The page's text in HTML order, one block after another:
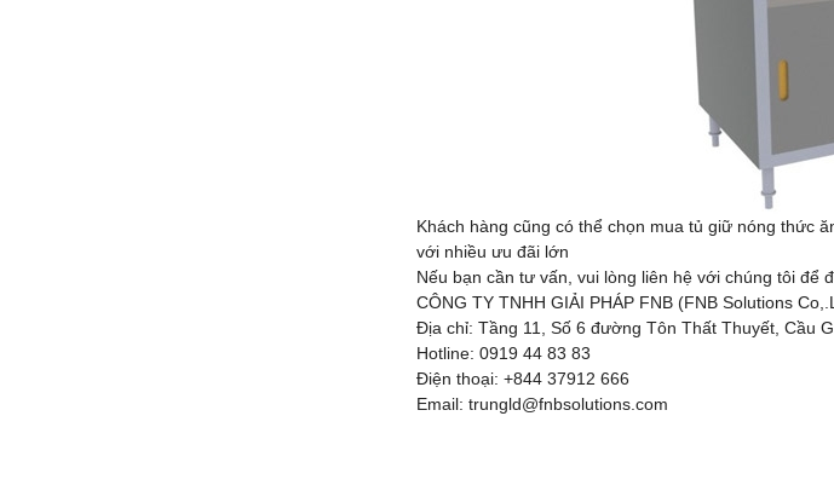
Khách hàng cũng có thể chọn mua tủ giữ nóng thức
với nhiều ưu đãi lớn
Nếu bạn cần tư vấn, vui lòng liên hệ với chúng tôi để
CÔNG TY TNHH GIẢI PHÁP FNB (FNB Solutions
Địa chỉ: Tầng 11, Số 6 đường Tôn Thất Thuyết, Cầu
Hotline: 0919 44 83 83
Điện thoại: +844 37912 666
Email: trungld@fnbsolutions.com